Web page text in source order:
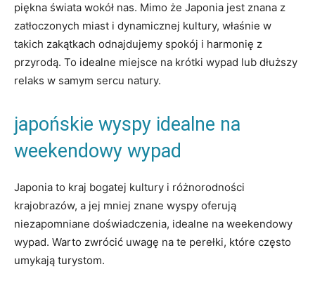
piękna świata wokół nas. Mimo że Japonia jest znana z
zatłoczonych miast i dynamicznej kultury, właśnie w
takich zakątkach odnajdujemy spokój i harmonię z
przyrodą. To idealne miejsce na krótki wypad lub dłuższy
relaks w samym sercu natury.
japońskie wyspy idealne na
weekendowy wypad
Japonia to kraj bogatej kultury i różnorodności
krajobrazów, a jej mniej znane wyspy oferują
niezapomniane doświadczenia, idealne na weekendowy
wypad. Warto zwrócić uwagę na te perełki, które często
umykają turystom.